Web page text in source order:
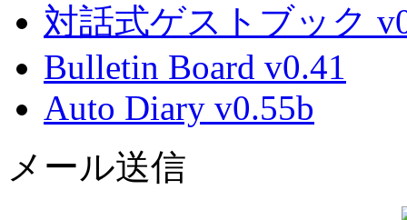
対話式ゲストブック
Bulletin Board v0.41
Auto Diary v0.55b
メール送信